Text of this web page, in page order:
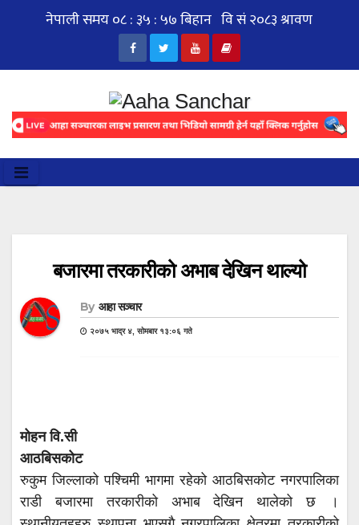
बजारमा तरकारीको अभाब देखिन थाल्यो
By आहा सञ्चार
२०७५ भाद्र ४, सोमबार १३:०६ गते
मोहन वि.सी
आठबिसकोट
रुकुम जिल्लाको पश्चिमी भागमा रहेको आठबिसकोट नगरपालिका
राडी बजारमा तरकारीको अभाब देखिन थालेको छ ।